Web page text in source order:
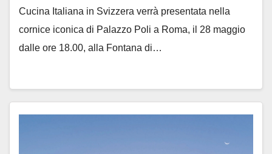
Cucina Italiana in Svizzera verrà presentata nella
cornice iconica di Palazzo Poli a Roma, il 28 maggio
dalle ore 18.00, alla Fontana di…